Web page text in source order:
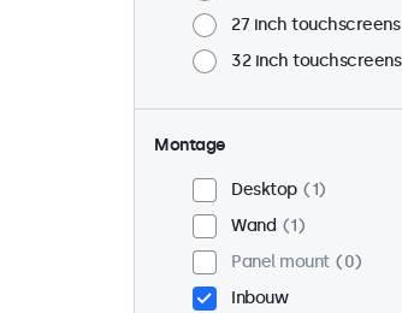
27 inch touchscreens
32 inch touchscreens
Montage
Desktop
1
Wand
1
Panel mount
0
Inbouw